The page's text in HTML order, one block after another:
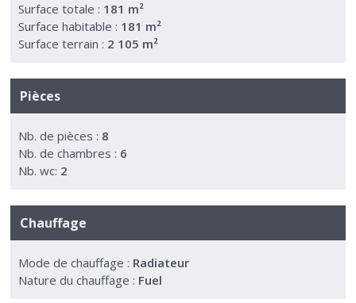
Surface totale : 181 m²
Surface habitable : 181 m²
Surface terrain : 2 105 m²
Pièces
Nb. de pièces : 8
Nb. de chambres : 6
Nb. wc: 2
Chauffage
Mode de chauffage : Radiateur
Nature du chauffage : Fuel